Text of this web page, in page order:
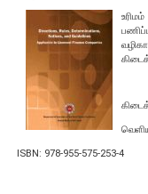
ISBN: 978-955-575-253-4